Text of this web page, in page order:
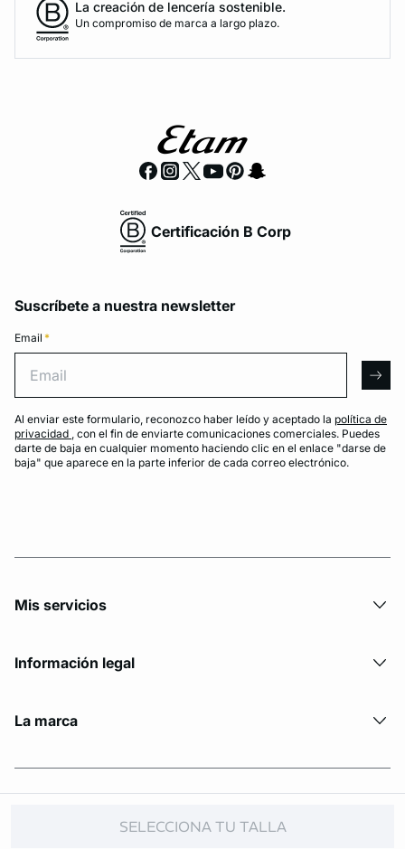
SELECCIONA TU TALLA
La creación de lencería sostenible.
Un compromiso de marca a largo plazo.
Certificación B Corp
Suscríbete a nuestra newsletter
Email *
Al enviar este formulario, reconozco haber leído y aceptado la política de
privacidad , con el fin de enviarte comunicaciones comerciales. Puedes
darte de baja en cualquier momento haciendo clic en el enlace "darse de
baja" que aparece en la parte inferior de cada correo electrónico.
Mis servicios
Información legal
La marca